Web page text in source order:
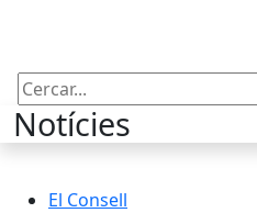
Cercar:
Notícies
El Consell